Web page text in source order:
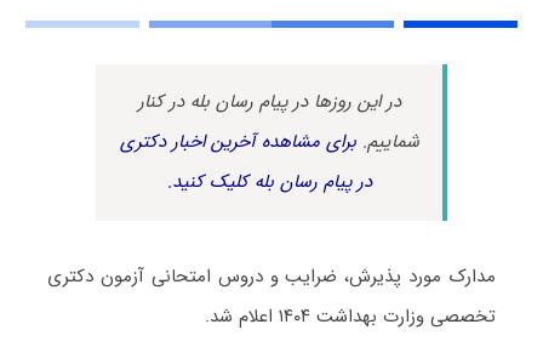
در این روزها در پیام رسان بله در کنار
شماییم.برای مشاهده آخرین اخبار دکتری
در پیام رسان بله کلیک کنید.
مدارک مورد پذیرش، ضرایب و دروس امتحانی آزمون دکتری
تخصصی وزارت بهداشت ۱۴۰۴ اعلام شد.